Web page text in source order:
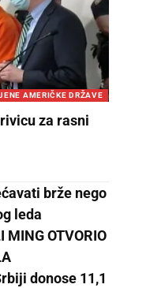
AMERIČKE DRŽAVE
za rasni
brže nego
leda
MING OTVORIO
donose 11,1